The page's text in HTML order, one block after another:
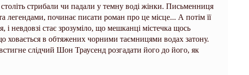
стрибали чи падали у темну воді жінки. Письменниця
починає писати роман про це місце... А потім її
і невдовзі стає зрозуміло, що мешканці містечка щось
ховається в обтяжених чорними таємницями водах затону.
слідчий Шон Траусенд розгадати його до його, як